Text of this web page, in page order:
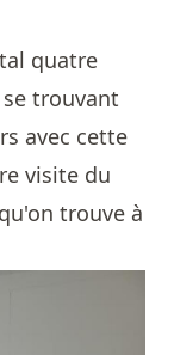
quatre
trouvant
avec cette
visite du
trouve à